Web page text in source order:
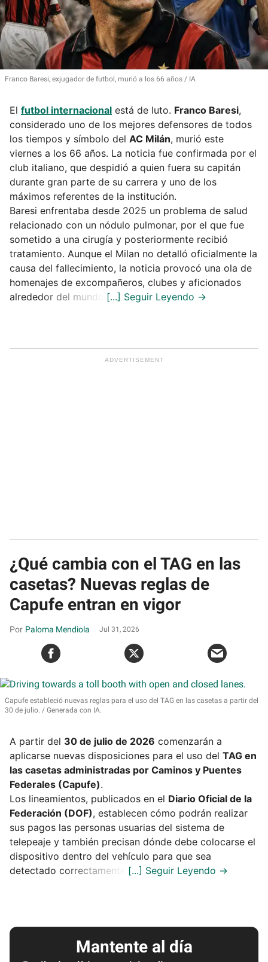
Franco Baresi, exjugador de futbol, murió a los 66 años IA
El futbol internacional está de luto. Franco Baresi,
considerado uno de los mejores defensores de todos
los tiempos y símbolo del AC Milán, murió este
viernes a los 66 años. La noticia fue confirmada por el
club italiano, que despidió a quien fuera su capitán
durante gran parte de su carrera y uno de los
máximos referentes de la institución.
Baresi enfrentaba desde 2025 un problema de salud
relacionado con un nódulo pulmonar, por el que fue
sometido a una cirugía y posteriormente recibió
tratamiento. Aunque el Milan no detalló oficialmente la
causa del fallecimiento, la noticia provocó una ola de
homenajes de excompañeros, clubes y aficionados
alrededor del mundo.
¿Qué cambia con el TAG en las
casetas? Nuevas reglas de
Capufe entran en vigor
Paloma Mendiola Jul 31, 2026
Capufe estableció nuevas reglas para el uso del TAG en las casetas a partir del
30 de julio.
Generada con IA.
A partir del 30 de julio de 2026 comenzarán a
aplicarse nuevas disposiciones para el uso del TAG en
las casetas administradas por Caminos y Puentes
Federales (Capufe).
Los lineamientos, publicados en el Diario Oficial de la
Federación (DOF), establecen cómo podrán realizar
sus pagos las personas usuarias del sistema de
telepeaje y también precisan dónde debe colocarse el
dispositivo dentro del vehículo para que sea
detectado correctamente.
Mantente al día